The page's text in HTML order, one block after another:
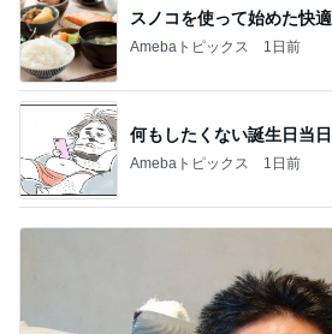
スノコを使って始めた快
Amebaトピックス 1日前
何もしたくない誕生日当
Amebaトピックス 1日前